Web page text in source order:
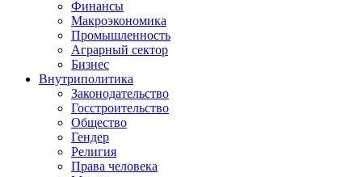
Финансы
Макроэкономика
Промышленность
Аграрный сектор
Бизнес
Внутриполитика
Законодательство
Госстроительство
Общество
Гендер
Религия
Права человека